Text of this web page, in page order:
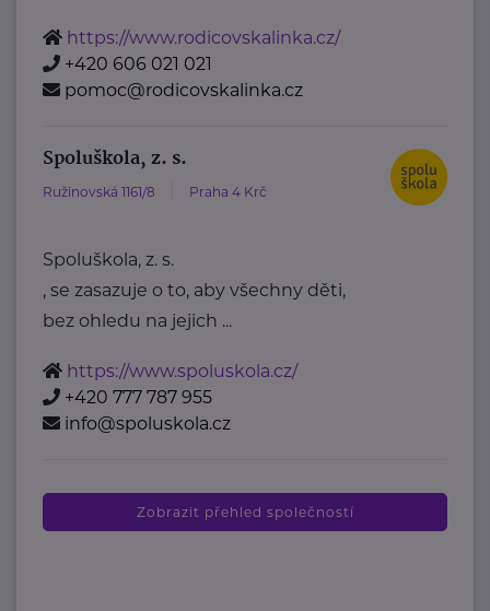
https://www.rodicovskalinka.cz/
+420 606 021 021
pomoc@rodicovskalinka.cz
Spoluškola, z. s.
Ružinovská 1161/8 Praha 4 Krč
Spoluškola, z. s.
, se zasazuje o to, aby všechny děti,
bez ohledu na jejich ...
https://www.spoluskola.cz/
+420 777 787 955
info@spoluskola.cz
Zobrazit přehled společností